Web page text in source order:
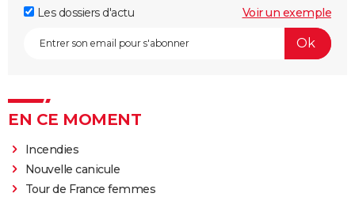
Les dossiers d'actu
Voir un exemple
EN CE MOMENT
Incendies
Nouvelle canicule
Tour de France femmes